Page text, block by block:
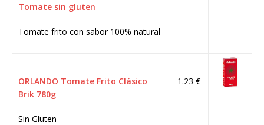
Tomate sin gluten
Tomate frito con sabor 100% natural
ORLANDO Tomate Frito Clásico
Brik 780g
Sin Gluten
1.23 €